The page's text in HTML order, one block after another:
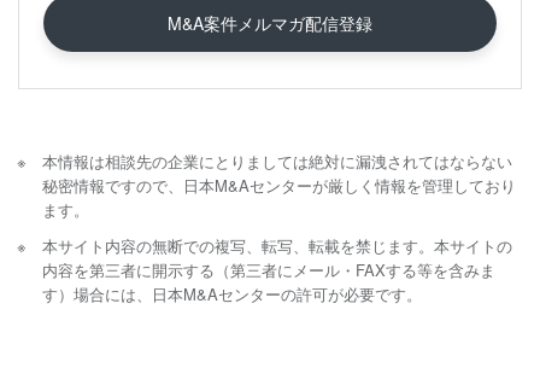
M&A案件メルマガ配信登録
本情報は相談先の企業にとりましては絶対に漏洩されてはならない
秘密情報ですので、日本M&Aセンターが厳しく情報を管理しており
ます。
本サイト内容の無断での複写、転写、転載を禁じます。本サイトの
内容を第三者に開示する（第三者にメール・FAXする等を含みま
す）場合には、日本M&Aセンターの許可が必要です。